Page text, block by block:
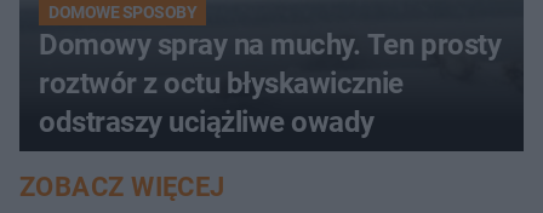
DOMOWE SPOSOBY
Domowy spray na muchy. Ten prosty
roztwór z octu błyskawicznie
odstraszy uciążliwe owady
ZOBACZ WIĘCEJ